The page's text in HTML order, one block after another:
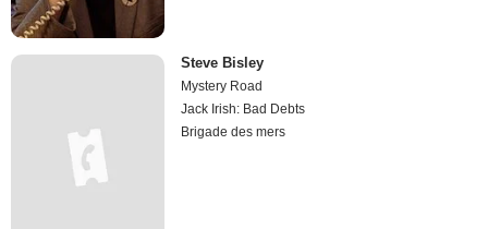
Steve Bisley
Mystery Road
Jack Irish: Bad Debts
Brigade des mers